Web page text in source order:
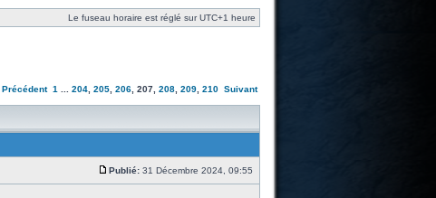
Le fuseau horaire est réglé sur UTC+1 heure
Précédent 1 204, 205, 206, 207, 208, 209, 210 Suivant
Publié:31 Décembre 2024, 09:55